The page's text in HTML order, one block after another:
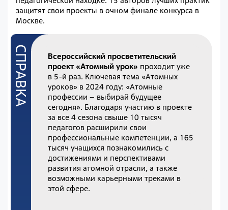
защитят свои проекты в очном финале конкурса в
Москве.
Всероссийский просветительский
проект «Атомный урок» проходит уже
в 5-й раз. Ключевая тема «Атомных
уроков» в 2024 году: «Атомные
профессии – выбирай будущее
сегодня». Благодаря участию в проекте
за все 4 сезона свыше 10 тысяч
педагогов расширили свои
профессиональные компетенции, а 165
тысяч учащихся познакомились с
достижениями и перспективами
развития атомной отрасли, а также
возможными карьерными треками в
этой сфере.